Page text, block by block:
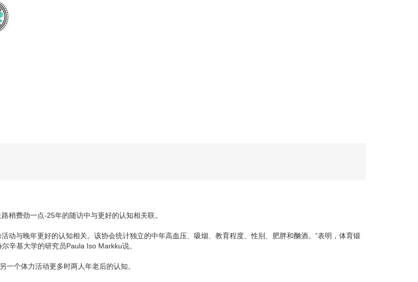
稍费劲一点-25年的随访中与更好的认知相关联。
动与晚年更好的认知相关。该协会统计独立的中年高血压、吸烟、教育程度、性别、肥胖和酗酒。”表明，体育锻
辛基大学的研究员Paula Iso Markku说。
个体力活动更多时两人年老后的认知。